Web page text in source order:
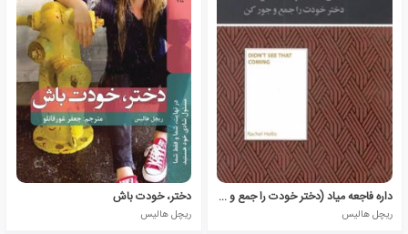
داره فاجعه میاد (دختر خودت را جمع و جور کن)
ریچل هالیس
دختر، خودت باش
ریچل هالیس